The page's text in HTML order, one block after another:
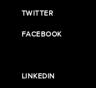
TWITTER
FACEBOOK
LINKEDIN